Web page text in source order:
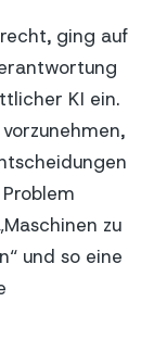
ging auf
KI ein.
zu
und so eine